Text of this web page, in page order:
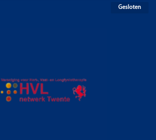
Gesloten